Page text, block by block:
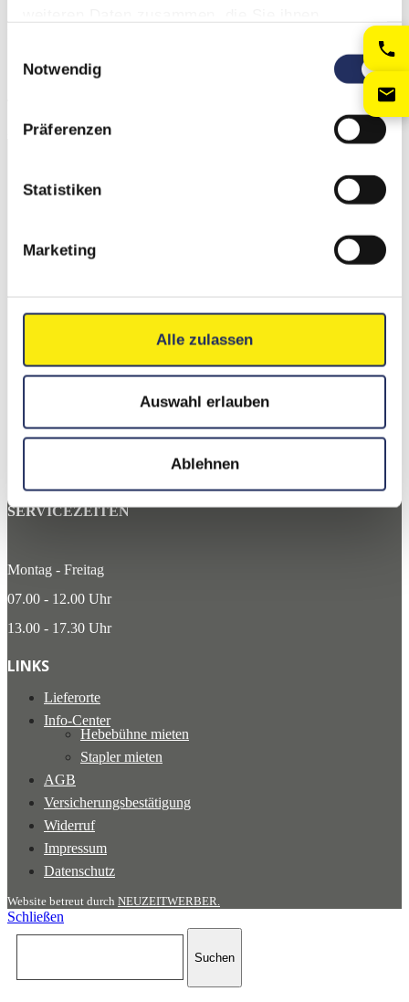
bereitgestellt haben oder die sie im Rahmen Ihrer
Nutzung der Dienste gesammelt haben.
Notwendig
Präferenzen
Statistiken
Marketing
Alle zulassen
Auswahl erlauben
Ablehnen
1 JAHR GARANTIE
Zusätzliche Information
MIETPARK STRAUSS GMBH
Ernst-Ackermann-Str. 24
74366 Kirchheim am Neckar
Telefon:
info@mietpark-strauss.de
SERVICEZEITEN
Montag - Freitag
07.00 - 12.00 Uhr
13.00 - 17.30 Uhr
LINKS
Lieferorte
Info-Center
Hebebühne mieten
Stapler mieten
AGB
Versicherungsbestätigung
Widerruf
Impressum
Datenschutz
Website betreut durch NEUZEITWERBER.
Schließen
Suchen